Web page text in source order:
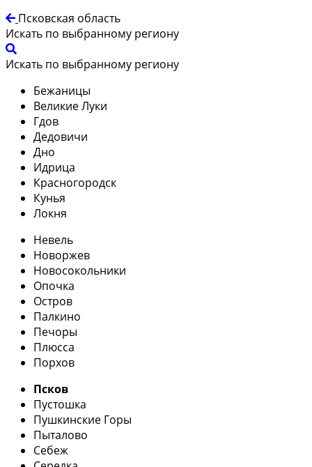
Псковская область
Искать по выбранному региону
Искать по выбранному региону
Бежаницы
Великие Луки
Гдов
Дедовичи
Дно
Идрица
Красногородск
Кунья
Локня
Невель
Новоржев
Новосокольники
Опочка
Остров
Палкино
Печоры
Плюсса
Порхов
Псков
Пустошка
Пушкинские Горы
Пыталово
Себеж